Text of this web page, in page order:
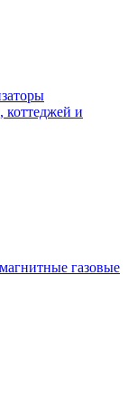
коттеджей и
газовые